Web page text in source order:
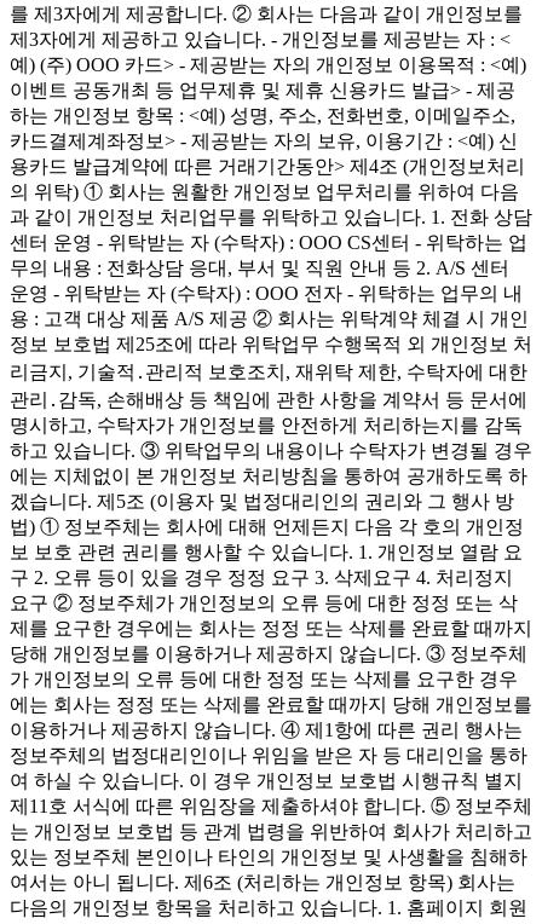
를 제3자에게 제공합니다. ② 회사는 다음과 같이 개인정보를
제3자에게 제공하고 있습니다. - 개인정보를 제공받는 자 : <
예) (주) OOO 카드> - 제공받는 자의 개인정보 이용목적 : <예)
이벤트 공동개최 등 업무제휴 및 제휴 신용카드 발급> - 제공
하는 개인정보 항목 : <예) 성명, 주소, 전화번호, 이메일주소,
카드결제계좌정보> - 제공받는 자의 보유, 이용기간 : <예) 신
용카드 발급계약에 따른 거래기간동안> 제4조 (개인정보처리
의 위탁) ① 회사는 원활한 개인정보 업무처리를 위하여 다음
과 같이 개인정보 처리업무를 위탁하고 있습니다. 1. 전화 상담
센터 운영 - 위탁받는 자 (수탁자) : OOO CS센터 - 위탁하는 업
무의 내용 : 전화상담 응대, 부서 및 직원 안내 등 2. A/S 센터
운영 - 위탁받는 자 (수탁자) : OOO 전자 - 위탁하는 업무의 내
용 : 고객 대상 제품 A/S 제공 ② 회사는 위탁계약 체결 시 개인
정보 보호법 제25조에 따라 위탁업무 수행목적 외 개인정보 처
리금지, 기술적․관리적 보호조치, 재위탁 제한, 수탁자에 대한
관리․감독, 손해배상 등 책임에 관한 사항을 계약서 등 문서에
명시하고, 수탁자가 개인정보를 안전하게 처리하는지를 감독
하고 있습니다. ③ 위탁업무의 내용이나 수탁자가 변경될 경우
에는 지체없이 본 개인정보 처리방침을 통하여 공개하도록 하
겠습니다. 제5조 (이용자 및 법정대리인의 권리와 그 행사 방
법) ① 정보주체는 회사에 대해 언제든지 다음 각 호의 개인정
보 보호 관련 권리를 행사할 수 있습니다. 1. 개인정보 열람 요
구 2. 오류 등이 있을 경우 정정 요구 3. 삭제요구 4. 처리정지
요구 ② 정보주체가 개인정보의 오류 등에 대한 정정 또는 삭
제를 요구한 경우에는 회사는 정정 또는 삭제를 완료할 때까지
당해 개인정보를 이용하거나 제공하지 않습니다. ③ 정보주체
가 개인정보의 오류 등에 대한 정정 또는 삭제를 요구한 경우
에는 회사는 정정 또는 삭제를 완료할 때까지 당해 개인정보를
이용하거나 제공하지 않습니다. ④ 제1항에 따른 권리 행사는
정보주체의 법정대리인이나 위임을 받은 자 등 대리인을 통하
여 하실 수 있습니다. 이 경우 개인정보 보호법 시행규칙 별지
제11호 서식에 따른 위임장을 제출하셔야 합니다. ⑤ 정보주체
는 개인정보 보호법 등 관계 법령을 위반하여 회사가 처리하고
있는 정보주체 본인이나 타인의 개인정보 및 사생활을 침해하
여서는 아니 됩니다. 제6조 (처리하는 개인정보 항목) 회사는
다음의 개인정보 항목을 처리하고 있습니다. 1. 홈페이지 회원